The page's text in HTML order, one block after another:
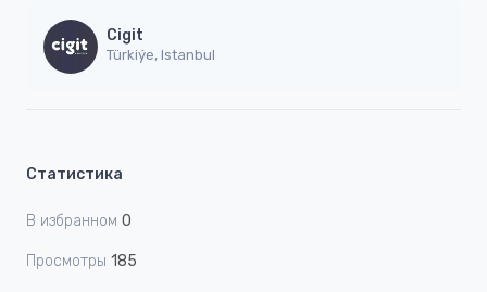
Cigit
Türkiýe, Istanbul
Статистика
В избранном 0
Просмотры 185